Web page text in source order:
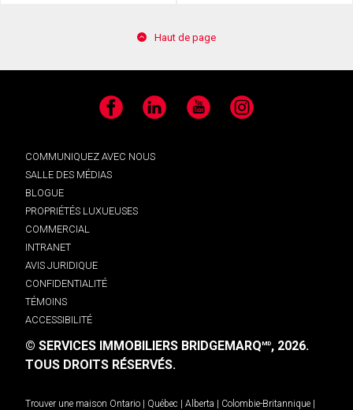
Haut de page
Facebook LinkedIn YouTube Instagram
COMMUNIQUEZ AVEC NOUS
SALLE DES MÉDIAS
BLOGUE
PROPRIÉTÉS LUXUEUSES
COMMERCIAL
INTRANET
AVIS JURIDIQUE
CONFIDENTIALITÉ
TÉMOINS
ACCESSIBILITÉ
© SERVICES IMMOBILIERS BRIDGEMARQMD, 2026.
TOUS DROITS RÉSERVÉS.
Trouver une maison Ontario Québec Alberta Colombie-Britannique